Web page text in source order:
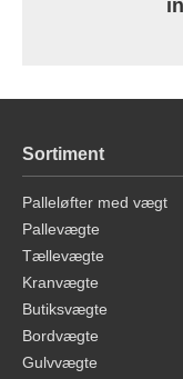
Sortiment
Palleløfter med vægt
Pallevægte
Tællevægte
Kranvægte
Butiksvægte
Bordvægte
Gulvvægte